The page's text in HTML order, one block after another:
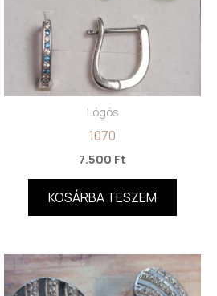
Lógós
1070
7.500 Ft
KOSÁRBA TESZEM